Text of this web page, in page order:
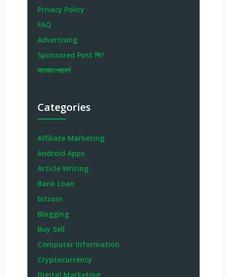
Privacy Policy
FAQ
Advertising
Sponsored Post কি?
মতামত/পরামর্শ
Categories
Affiliate Marketing
Android Apps
Article Writing
Bank Loan
bitcoin
Blogging
Buy Sell
Computer Information
Cryptocurrency
Digital Marketing